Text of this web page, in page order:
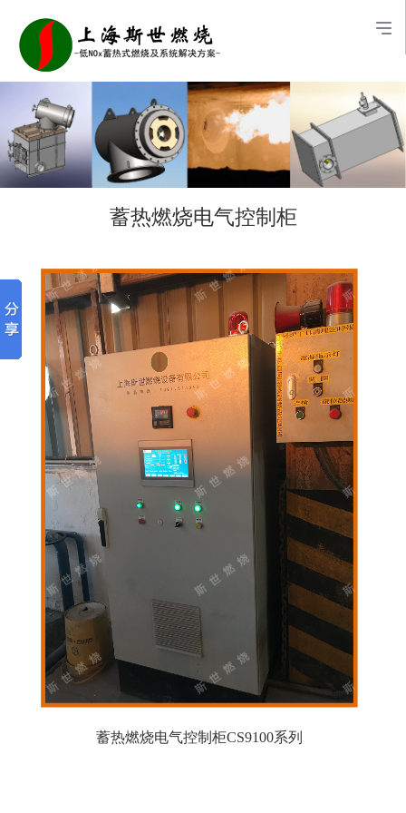
蓄热燃烧电气控制柜
蓄热燃烧电气控制柜CS9100系列